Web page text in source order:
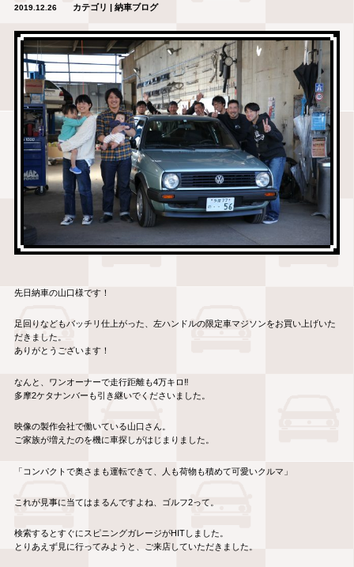
2019.12.26 カテゴリ | 納車ブログ
先日納車の山口様です！
足回りなどもバッチリ仕上がった、左ハンドルの限定車マジソンをお買い上げいた
だきました。
ありがとうございます！
なんと、ワンオーナーで走行距離も4万キロ‼
多摩2ケタナンバーも引き継いでくださいました。
映像の製作会社で働いている山口さん。
ご家族が増えたのを機に車探しがはじまりました。
「コンパクトで奥さまも運転できて、人も荷物も積めて可愛いクルマ」
これが見事に当てはまるんですよね、ゴルフ2って。
検索するとすぐにスピニングガレージがHITしました。
とりあえず見に行ってみようと、ご来店していただきました。